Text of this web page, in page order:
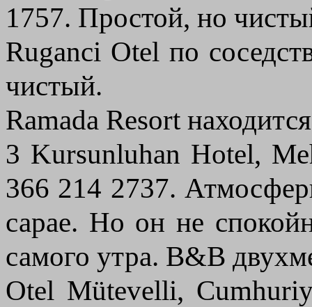
1757. Простой, но
Ruganci Otel по
чистый.
Ramada Resort
3 Kursunluhan Hotel,
366 214 2737.
сарае. Но он не
самого утра. B&B
Otel Mütevelli,